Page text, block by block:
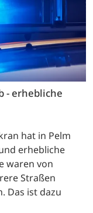
- erhebliche
hat in Pelm
erhebliche
waren von
Straßen
Das ist dazu